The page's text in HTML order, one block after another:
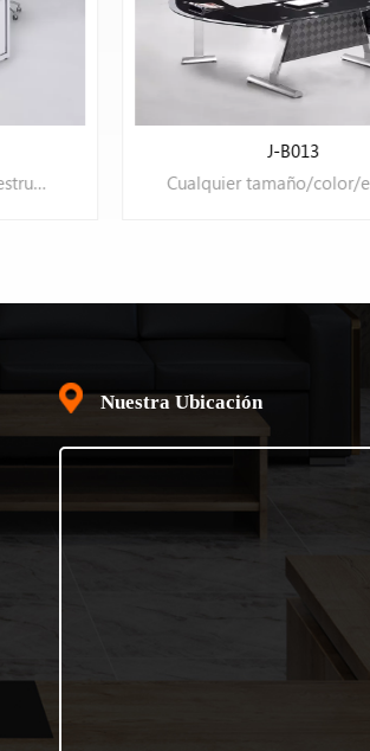
Cualquier tamaño/color/estructura puede ser OEM.
J-B013
APRENDE MÁS
Nuestra Ubicación